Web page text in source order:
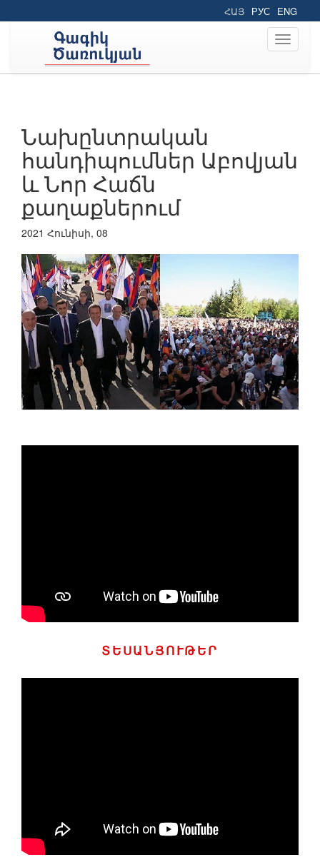
ՀԱՅ РУС ENG
Toggle
Նախընտրական
հանդիպումներ Աբովյան
և Նոր Հաճն
քաղաքներում
2021 Հունիսի, 08
ՏԵՍԱՆՅՈՒԹԵՐ